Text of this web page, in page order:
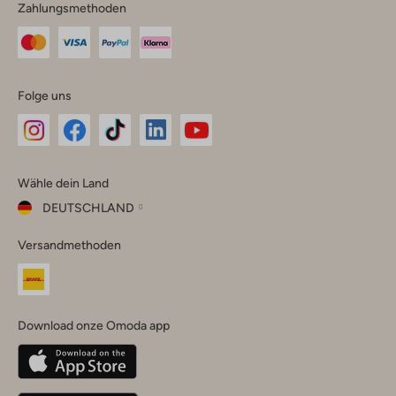
Zahlungsmethoden
Folge uns
Instagram
Facebook
TikTok
Wähle dein Land
DEUTSCHLAND
dein
Land
Belgique(Français)
Deutschland
Versandmethoden
Download onze Omoda app